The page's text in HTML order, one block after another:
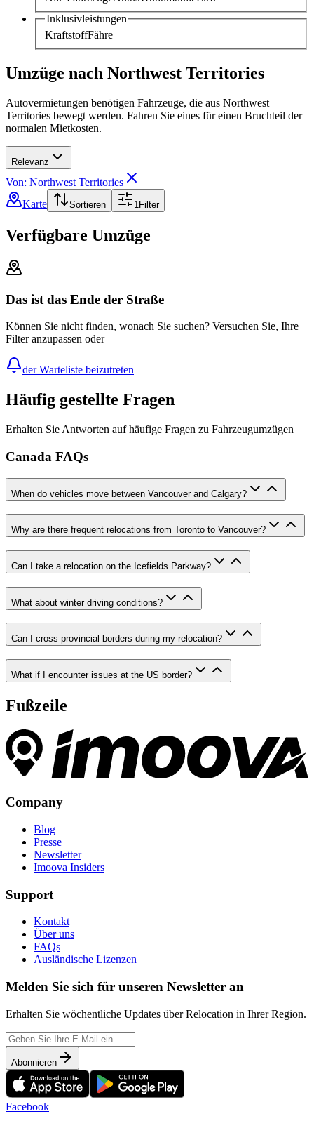
Inklusivleistungen
KraftstoffFähre
Umzüge nach Northwest Territories
Autovermietungen benötigen Fahrzeuge, die aus Northwest
Territories bewegt werden. Fahren Sie eines für einen Bruchteil der
normalen Mietkosten.
Relevanz
Von: Northwest Territories
Karte
Sortieren 1Filter
Verfügbare Umzüge
Das ist das Ende der Straße
Können Sie nicht finden, wonach Sie suchen? Versuchen Sie, Ihre
Filter anzupassen oder
der Warteliste beizutreten
Häufig gestellte Fragen
Erhalten Sie Antworten auf häufige Fragen zu Fahrzeugumzügen
Canada FAQs
When do vehicles move between Vancouver and Calgary?
Why are there frequent relocations from Toronto to Vancouver?
Can I take a relocation on the Icefields Parkway?
What about winter driving conditions?
Can I cross provincial borders during my relocation?
What if I encounter issues at the US border?
Fußzeile
Company
Blog
Presse
Newsletter
Imoova Insiders
Support
Kontakt
Über uns
FAQs
Ausländische Lizenzen
Melden Sie sich für unseren Newsletter an
Erhalten Sie wöchentliche Updates über Relocation in Ihrer Region.
Abonnieren
Facebook